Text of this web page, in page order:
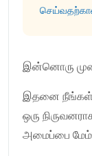
இன்னொரு
இதனை நீங்கள்
ஒரு
அமைப்பை